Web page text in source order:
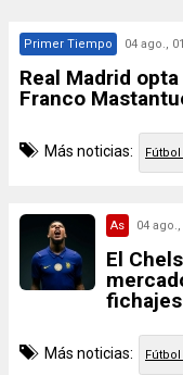
Primer Tiempo 04 ago.,
Real Madrid
Franco
Más noticias: Fútbol
As 04
El
fichajes
Más noticias: